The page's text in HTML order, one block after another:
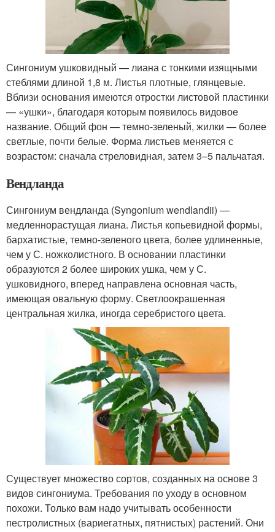
Сингониум ушковидный — лиана с тонкими изящными
стеблями длиной 1,8 м. Листья плотные, глянцевые.
Вблизи основания имеются отростки листовой пластинки
— «ушки», благодаря которым появилось видовое
название. Общий фон — темно-зеленый, жилки — более
светлые, почти белые. Форма листьев меняется с
возрастом: сначала стреловидная, затем 3–5 пальчатая.
Вендланда
Сингониум вендланда (Syngonium wendlandii) —
медленнорастущая лиана. Листья копьевидной формы,
бархатистые, темно-зеленого цвета, более удлиненные,
чем у С. ножколистного. В основании пластинки
образуются 2 более широких ушка, чем у С.
ушковидного, вперед направлена основная часть,
имеющая овальную форму. Светлоокрашенная
центральная жилка, иногда серебристого цвета.
Существует множество сортов, созданных на основе 3
видов сингониума. Требования по уходу в основном
похожи. Только вам надо учитывать особенности
пестролистных (вариегатных, пятнистых) растений. Они